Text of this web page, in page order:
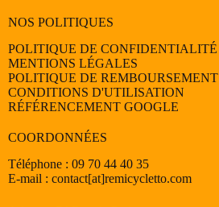
NOS POLITIQUES
POLITIQUE DE CONFIDENTIALITÉ
MENTIONS LÉGALES
POLITIQUE DE REMBOURSEMENT
CONDITIONS D'UTILISATION
RÉFÉRENCEMENT GOOGLE
COORDONNÉES
Téléphone : 09 70 44 40 35
E-mail : contact[at]remicycletto.com